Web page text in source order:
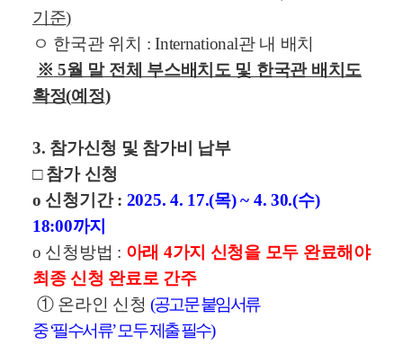
기준)
ㅇ 한국관 위치 : International관 내 배치
※ 5월 말 전체 부스배치도 및 한국관 배치도
확정(예정)
3. 참가신청 및 참가비 납부
□참가 신청
o 신청기간: 2025. 4. 17.(목) ~ 4. 30.(수)
18:00까지
o 신청방법 : 아래 4가지 신청을 모두 완료해야
최종 신청 완료로 간주
① 온라인 신청(공고문 붙임서류
중‘필수서류’모두 제출 필수)